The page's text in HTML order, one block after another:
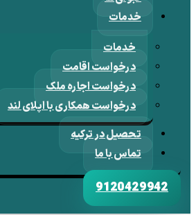
خدمات
خدمات
درخواست اقامت
درخواست اجاره ملک
درخواست همکاری با اپلای لند
تحصیل در ترکیه
تماس با ما
9120429942